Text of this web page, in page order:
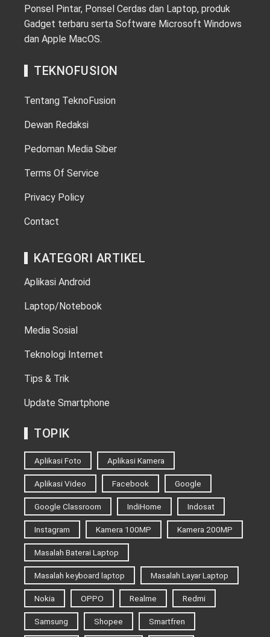
Ponsel Pintar, Ponsel Cerdas dan Laptop, produk
Gadget terbaru serta Software Microsoft Windows
dan Apple MacOS.
TEKNOFUSION
Tentang TeknoFusion
Dewan Redaksi
Pedoman Media Siber
Terms Of Service
Privacy Policy
Contact
KATEGORI ARTIKEL
Aplikasi Android
Laptop/Notebook
Media Sosial
Teknologi Internet
Tips & Trik
Update Smartphone
TOPIK
Aplikasi Foto Aplikasi Kamera
Aplikasi Video Facebook Google
Google Classroom IndiHome Indosat
Instagram Kamera 100MP Kamera 200MP
Masalah Baterai Laptop
Masalah keyboard laptop Masalah Layar Laptop
Nokia OPPO Realme Redmi
Samsung Shopee Smartfren